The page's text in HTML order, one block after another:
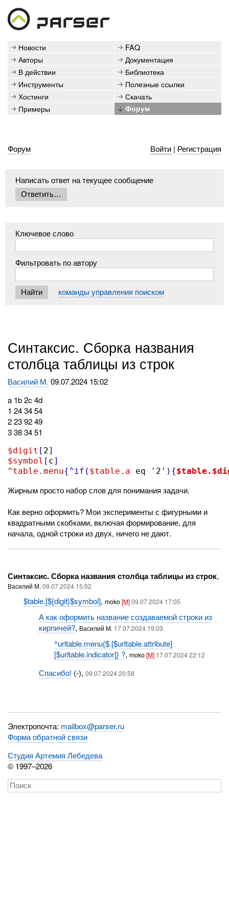
Новости
FAQ
Авторы
Документация
В действии
Библиотека
Инструменты
Полезные ссылки
Хостинги
Скачать
Примеры
Форум
Форум Войти| Регистрация
Написать ответ на текущее сообщение
Ключевое слово
Фильтровать по автору
команды управления поиском
Синтаксис. Сборка названия
столбца таблицы из строк
Василий М. 09.07.2024 15:02
a 1b 2c 4d
1 24 34 54
2 23 92 49
3 38 34 51
$digit [ 2]
$symbol [ c]
^table.menu{^if ( $table.a eq '2' ){$table.
Жирным просто набор слов для понимания задачи.
Как верно оформить? Мои эксперименты с фигурными и
квадратными скобками, включая формирование, для
начала, одной строки из двух, ничего не дают.
Синтаксис. Сборка названия столбца таблицы из строк,
Василий М.09.07.2024 15:02
$table.[${digit}$symbol], moko[M] 09.07.2024 17:05
А как оформить название создаваемой строки из
кирпичей?, Василий М. 17.07.2024 19:03
^urltable.menu{$.[$urltable.attribute]
[$urltable.indicator]} ?,moko[M] 17.07.2024 22:12
Спасибо! (-), 09.07.2024 20:58
Электропочта: mailbox@parser.ru
Форма обратной связи
Студия Артемия Лебедева
© 1997–2026